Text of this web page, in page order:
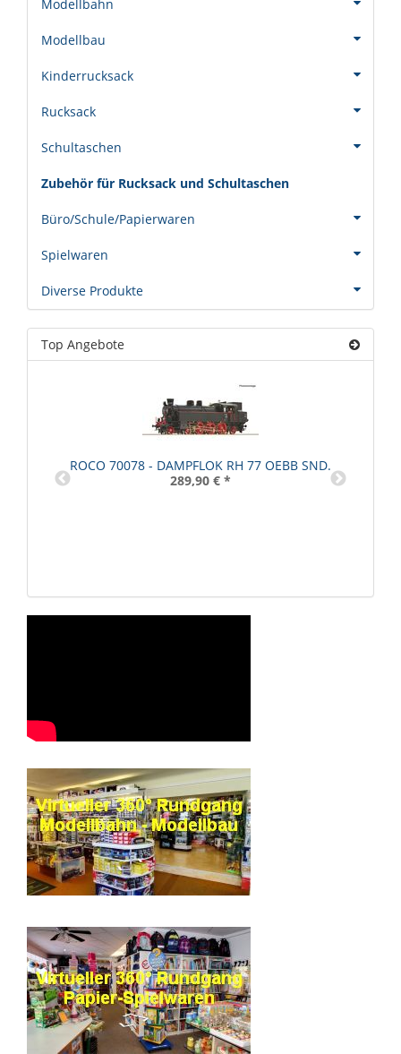
Modellbahn
Modellbau
Kinderrucksack
Rucksack
Schultaschen
Zubehör für Rucksack und Schultaschen
Büro/Schule/Papierwaren
Spielwaren
Diverse Produkte
Top Angebote
ROCO 70078 - DAMPFLOK RH 77 OEBB SND.
289,90 € *